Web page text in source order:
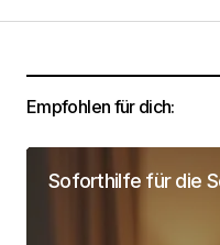
Empfohlen für dich:
Soforthilfe für die